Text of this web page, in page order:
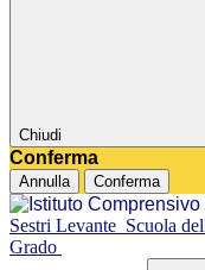
Chiudi
Conferma
Annulla Conferma
Sestri Levante Scuola
Grado